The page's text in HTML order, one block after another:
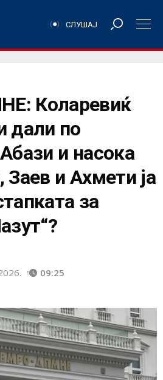
СЛУШАЈ
Коларевиќ
дали по
и насока
и Ахмети ја
за
09:25